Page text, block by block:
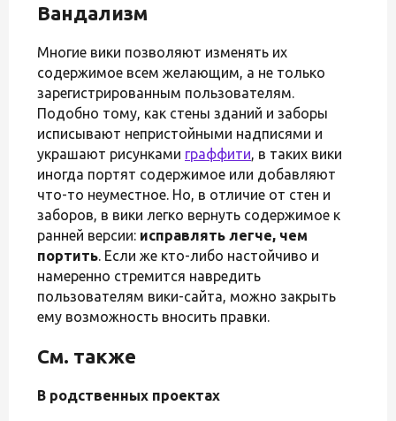
Вандализм
Многие вики позволяют изменять их
содержимое всем желающим, а не только
зарегистрированным пользователям.
Подобно тому, как стены зданий и заборы
исписывают непристойными надписями и
украшают рисунками граффити, в таких вики
иногда портят содержимое или добавляют
что-то неуместное. Но, в отличие от стен и
заборов, в вики легко вернуть содержимое к
ранней версии: исправлять легче, чем
портить. Если же кто-либо настойчиво и
намеренно стремится навредить
пользователям вики-сайта, можно закрыть
ему возможность вносить правки.
См. также
В родственных проектах